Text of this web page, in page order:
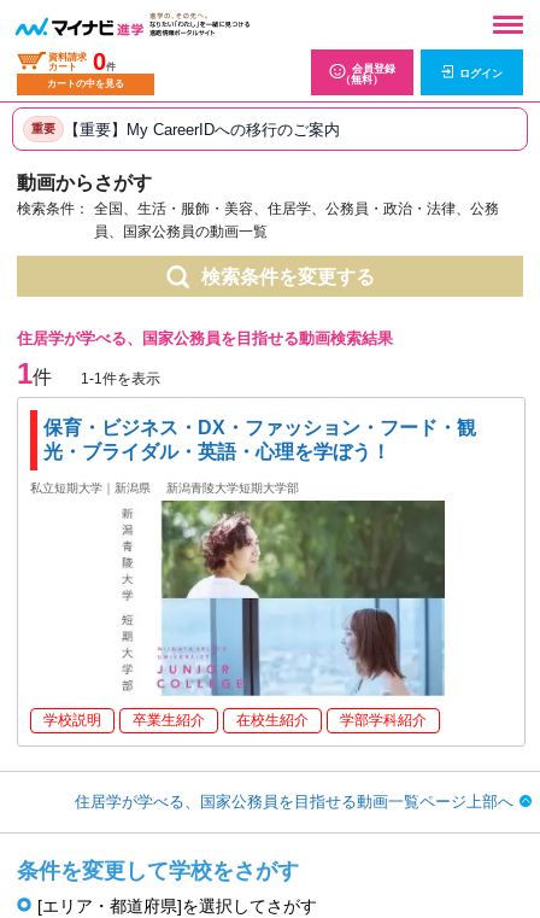
資料請求
カート
0件
カートの中を見る
会員登録
（無料）
ログイン
重要 【重要】My CareerIDへの移行のご案内
動画からさがす
検索条件：
全国、生活・服飾・美容、住居学、公務員・政治・法律、公務
員、国家公務員の動画一覧
検索条件を変更する
住居学が学べる、国家公務員を目指せる動画検索結果
1件 1-1件を表示
保育・ビジネス・DX・ファッション・フード・観
光・ブライダル・英語・心理を学ぼう！
私立短期大学｜新潟県 新潟青陵大学短期大学部
学校説明 卒業生紹介 在校生紹介 学部学科紹介
住居学が学べる、国家公務員を目指せる動画一覧ページ上部へ
条件を変更して学校をさがす
[エリア・都道府県]を選択してさがす